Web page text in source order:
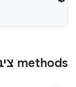
‫methods ציבוריים